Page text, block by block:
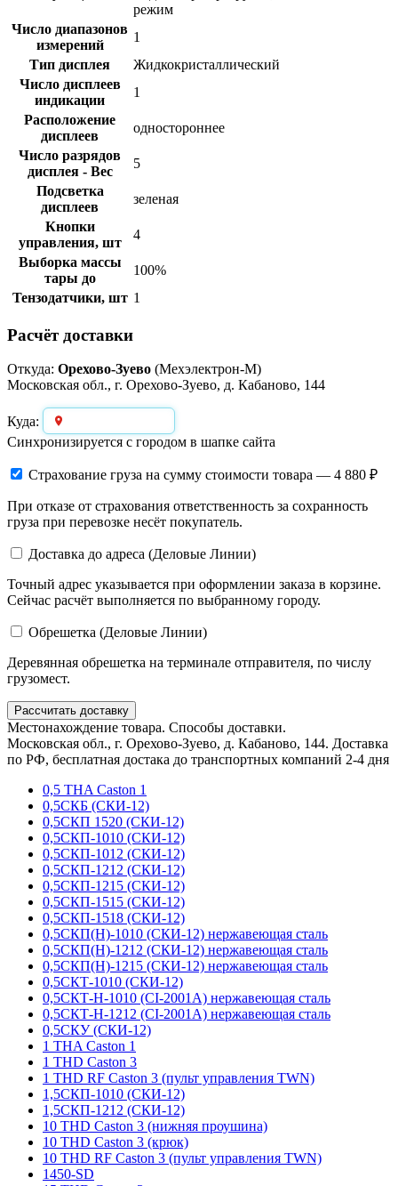
режим
Число диапазонов
измерений
1
Тип дисплея
Жидкокристаллический
Число дисплеев
индикации
1
Расположение
дисплеев
одностороннее
Число разрядов
дисплея - Вес
5
Подсветка
дисплеев
зеленая
Кнопки
управления, шт
4
Выборка массы
тары до
100%
Тензодатчики, шт 1
Расчёт доставки
Откуда: Орехово-Зуево (Мехэлектрон-М)
Московская обл., г. Орехово-Зуево, д. Кабаново, 144
Куда:
Синхронизируется с городом в шапке сайта
Страхование груза на сумму стоимости товара — 4 880 ₽
При отказе от страхования ответственность за сохранность
груза при перевозке несёт покупатель.
Доставка до адреса (Деловые Линии)
Точный адрес указывается при оформлении заказа в корзине.
Сейчас расчёт выполняется по выбранному городу.
Обрешетка (Деловые Линии)
Деревянная обрешетка на терминале отправителя, по числу
грузомест.
Рассчитать доставку
Местонахождение товара. Способы доставки.
Московская обл., г. Орехово-Зуево, д. Кабаново, 144. Доставка
по РФ, бесплатная достака до транспортных компаний 2-4 дня
0,5 THA Caston 1
0,5СКБ (СКИ-12)
0,5СКП 1520 (СКИ-12)
0,5СКП-1010 (СКИ-12)
0,5СКП-1012 (СКИ-12)
0,5СКП-1212 (СКИ-12)
0,5СКП-1215 (СКИ-12)
0,5СКП-1515 (СКИ-12)
0,5СКП-1518 (СКИ-12)
0,5СКП(Н)-1010 (СКИ-12) нержавеющая сталь
0,5СКП(Н)-1212 (СКИ-12) нержавеющая сталь
0,5СКП(Н)-1215 (СКИ-12) нержавеющая сталь
0,5СКТ-1010 (СКИ-12)
0,5СКТ-Н-1010 (CI-2001A) нержавеющая сталь
0,5СКТ-Н-1212 (CI-2001A) нержавеющая сталь
0,5СКУ (СКИ-12)
1 THA Caston 1
1 THD Caston 3
1 THD RF Caston 3 (пульт управления TWN)
1,5СКП-1010 (СКИ-12)
1,5СКП-1212 (СКИ-12)
10 THD Caston 3 (нижняя проушина)
10 THD Caston 3 (крюк)
10 THD RF Caston 3 (пульт управления TWN)
1450-SD